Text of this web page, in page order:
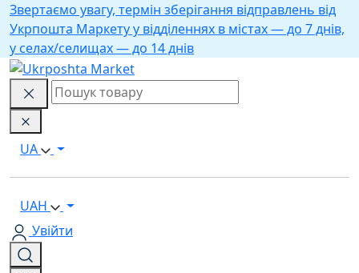
Звертаємо увагу, термін зберігання відправлень від
Укрпошта Маркету у відділеннях в містах — до 7 днів,
у селах/селищах — до 14 днів
UA
UAH
Увійти